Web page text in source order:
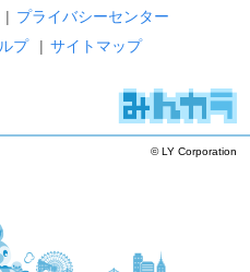
| プライバシーセンター
プ | サイトマップ
© LY Corporation